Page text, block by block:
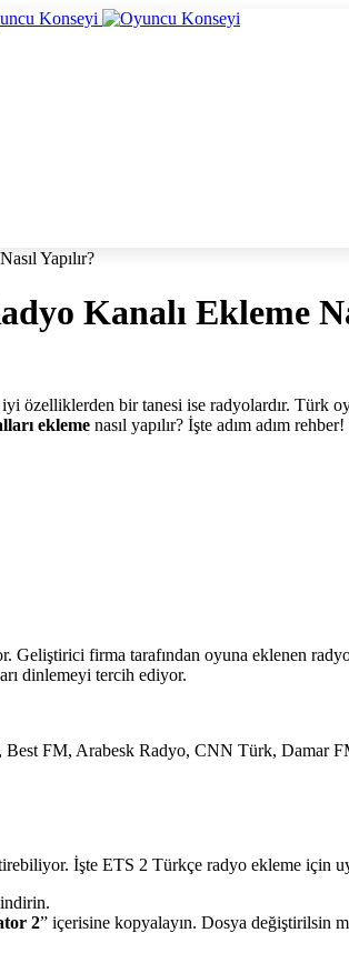
Yapılır?
Kanalı Ekleme
özelliklerden bir tanesi ise radyolardır. Türk
ekleme nasıl yapılır? İşte adım adım rehber!
firma tarafından oyuna eklenen
dinlemeyi tercih ediyor.
FM, Arabesk Radyo, CNN Türk,
İşte ETS 2 Türkçe radyo ekleme için
2” içerisine kopyalayın. Dosya değiştirilsin